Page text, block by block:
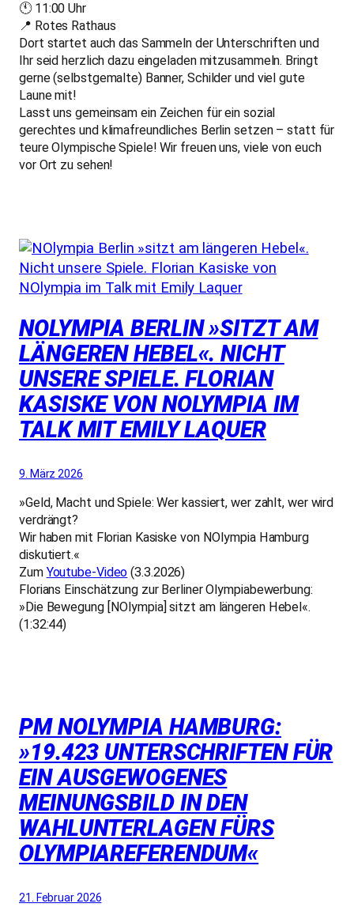
🕚 11:00 Uhr
📍 Rotes Rathaus
Dort startet auch das Sammeln der Unterschriften und
Ihr seid herzlich dazu eingeladen mitzusammeln. Bringt
gerne (selbstgemalte) Banner, Schilder und viel gute
Laune mit!
Lasst uns gemeinsam ein Zeichen für ein sozial
gerechtes und klimafreundliches Berlin setzen – statt für
teure Olympische Spiele! Wir freuen uns, viele von euch
vor Ort zu sehen!
NOLYMPIA BERLIN »SITZT AM
LÄNGEREN HEBEL«. NICHT
UNSERE SPIELE. FLORIAN
KASISKE VON NOLYMPIA IM
TALK MIT EMILY LAQUER
9. März 2026
»Geld, Macht und Spiele: Wer kassiert, wer zahlt, wer wird
verdrängt?
Wir haben mit Florian Kasiske von NOlympia Hamburg
diskutiert.«
Zum Youtube-Video (3.3.2026)
Florians Einschätzung zur Berliner Olympiabewerbung:
»Die Bewegung [NOlympia] sitzt am längeren Hebel«.
(1:32:44)
PM NOLYMPIA HAMBURG:
»19.423 UNTERSCHRIFTEN FÜR
EIN AUSGEWOGENES
MEINUNGSBILD IN DEN
WAHLUNTERLAGEN FÜRS
OLYMPIAREFERENDUM«
21. Februar 2026